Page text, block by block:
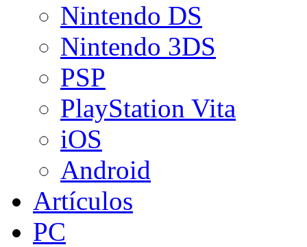
Nintendo DS
Nintendo 3DS
PSP
PlayStation Vita
iOS
Android
Artículos
PC